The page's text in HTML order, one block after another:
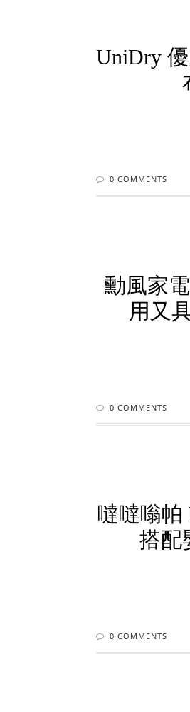
UniDry
0 COMMENTS
勳風家
用又
0 COMMENTS
噠噠嗡帕
搭配
0 COMMENTS